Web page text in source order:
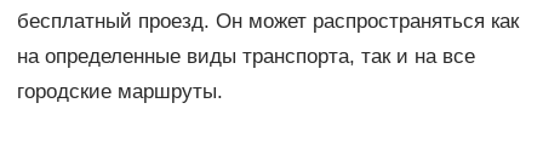
бесплатный проезд. Он может распространяться как
на определенные виды транспорта, так и на все
городские маршруты.